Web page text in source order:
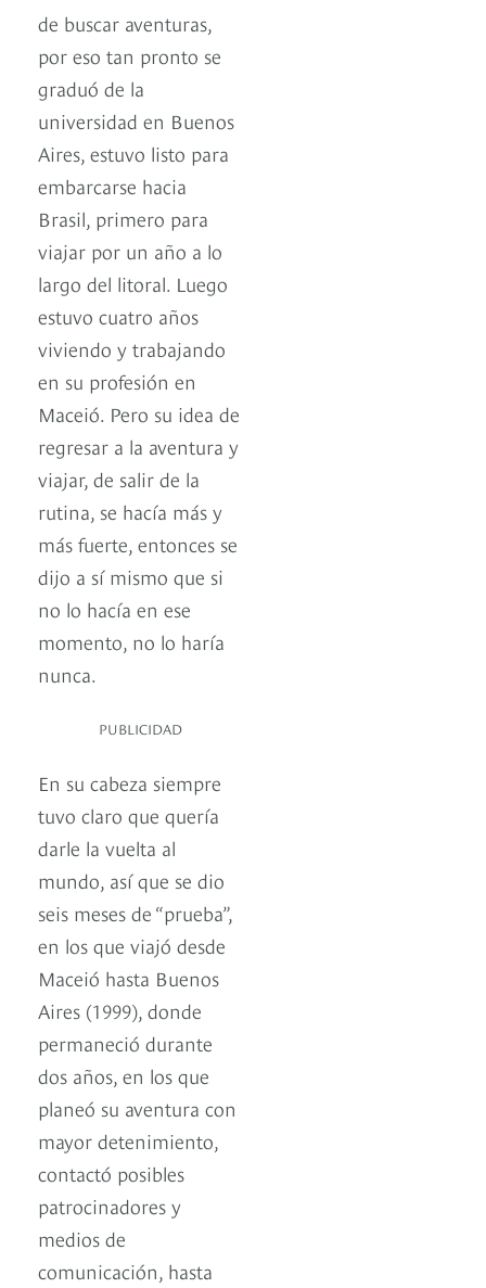
de buscar aventuras,
por eso tan pronto se
graduó de la
universidad en Buenos
Aires, estuvo listo para
embarcarse hacia
Brasil, primero para
viajar por un año a lo
largo del litoral. Luego
estuvo cuatro años
viviendo y trabajando
en su profesión en
Maceió. Pero su idea de
regresar a la aventura y
viajar, de salir de la
rutina, se hacía más y
más fuerte, entonces se
dijo a sí mismo que si
no lo hacía en ese
momento, no lo haría
nunca.
PUBLICIDAD
En su cabeza siempre
tuvo claro que quería
darle la vuelta al
mundo, así que se dio
seis meses de “prueba”,
en los que viajó desde
Maceió hasta Buenos
Aires (1999), donde
permaneció durante
dos años, en los que
planeó su aventura con
mayor detenimiento,
contactó posibles
patrocinadores y
medios de
comunicación, hasta